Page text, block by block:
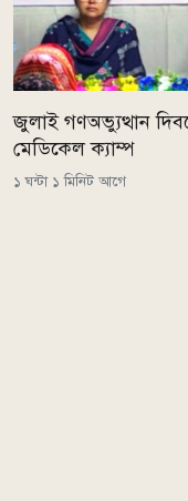
জুলাই গণঅভ্যুত্থান
মেডিকেল ক্যাম্প
১ ঘন্টা ১ মিনিট আগে